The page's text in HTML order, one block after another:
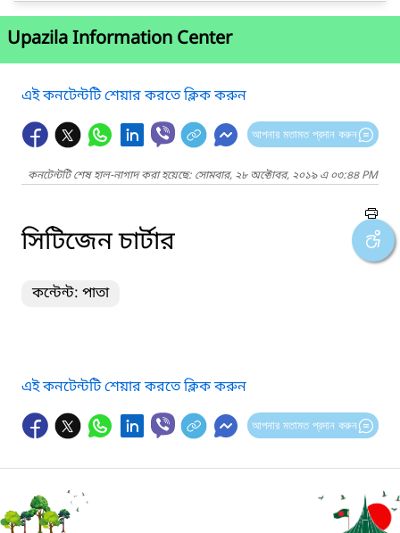
Upazila Information Center
এই কনটেন্টটি শেয়ার করতে ক্লিক করুন
আপনার মতামত প্রদান করুন
কনটেন্টটি শেষ হাল-নাগাদ করা হয়েছে: সোমবার, ২৮ অক্টোবর, ২০১৯ এ ০৩:৪৪ PM
সিটিজেন চার্টার
কন্টেন্ট: পাতা
এই কনটেন্টটি শেয়ার করতে ক্লিক করুন
আপনার মতামত প্রদান করুন